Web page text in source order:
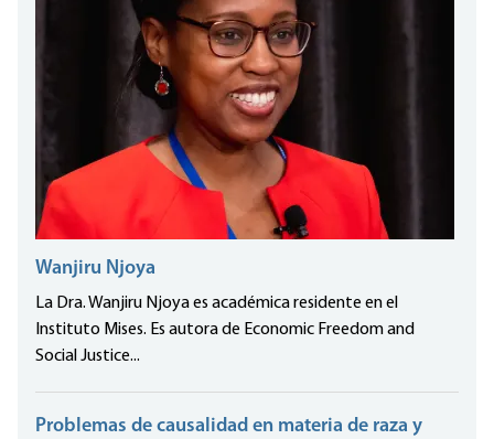
Wanjiru Njoya
La Dra. Wanjiru Njoya es académica residente en el
Instituto Mises. Es autora de Economic Freedom and
Social Justice...
Problemas de causalidad en materia de raza y